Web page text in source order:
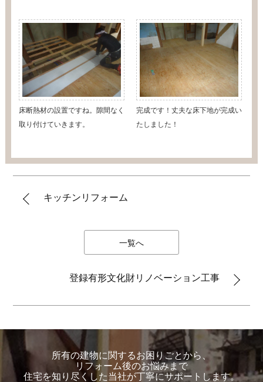
床断熱材の設置ですね。隙間なく
取り付けていきます。
完成です！丈夫な床下地が完成い
たしました！
キッチンリフォーム
一覧へ
登録有形文化財リノベーション工事
所有の建物に関するお困りごとから、
リフォーム後のお悩みまで
住宅を知り尽くした当社が丁寧にサポートします。